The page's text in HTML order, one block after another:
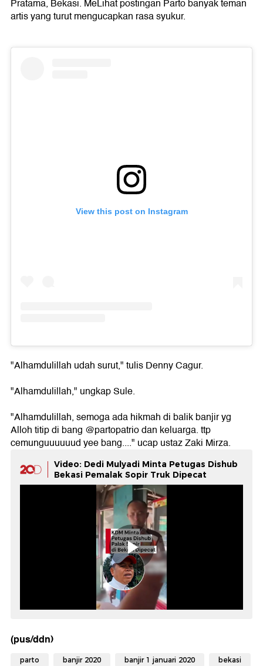
Pratama, Bekasi. MeLihat postingan Parto banyak teman
artis yang turut mengucapkan rasa syukur.
View this post on Instagram
"Alhamdulillah udah surut," tulis Denny Cagur.
"Alhamdulillah," ungkap Sule.
"Alhamdulillah, semoga ada hikmah di balik banjir yg
Alloh titip di bang @partopatrio dan keluarga. ttp
cemunguuuuuud yee bang...." ucap ustaz Zaki Mirza.
Video: Dedi Mulyadi Minta Petugas Dishub
Bekasi Pemalak Sopir Truk Dipecat
(pus/ddn)
parto banjir 2020 banjir 1 januari 2020 bekasi